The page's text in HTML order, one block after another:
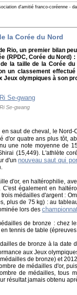
d'amitié franco-coréenne -
la Corée du Nord
Rio, un premier bilan
(RPDC, Corée du
la taille de la Corée
un classement
Jeux olympiques à son
Ri Se-gwang
en saut de cheval, le
d'or quatre ans plus tôt,
une note moyenne de
(15,449). L'athlète
d'un nouveau saut qui
d'or, en haltérophilie,
également en
médailles d'argent :
plus de 75 kg) : au
lors des
de bronze : chez
tennis de table
de bronze à la date
aux Jeux
de bronze) et
de médailles d'or,
de médailles, tous
résultat jamais obtenu